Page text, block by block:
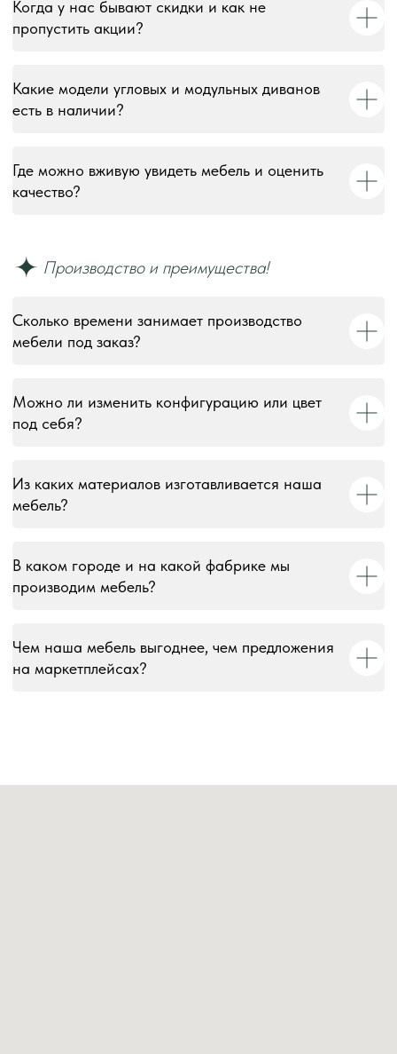
Когда у нас бывают скидки и как не
пропустить акции?
Какие модели угловых и модульных диванов
есть в наличии?
Где можно вживую увидеть мебель и оценить
качество?
Сколько времени занимает производство
мебели под заказ?
Можно ли изменить конфигурацию или цвет
под себя?
Из каких материалов изготавливается наша
мебель?
В каком городе и на какой фабрике мы
производим мебель?
Чем наша мебель выгоднее, чем предложения
на маркетплейсах?
прямо указанных в условиях публичной оферты.
© 2018–2026 Мебельная фабрика «Tulsy». Все права
защищены. Тексты, изображения, макеты и иные
РФ. Использование без письменного согласия запрещено
и влечёт юридическую ответственность.